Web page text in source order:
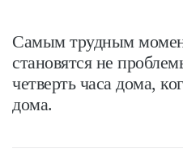
Самым трудным
становятся не
четверть часа дома,
дома.